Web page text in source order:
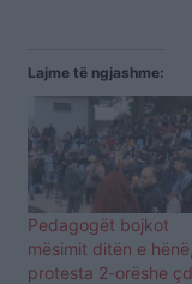
Lajme të ngjashme:
Pedagogët bojkot
mësimit ditën e hënë,
protesta 2-orëshe